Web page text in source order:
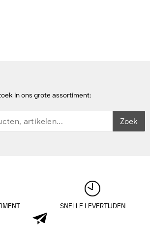
in ons grote assortiment:
Zoek
SNELLE LEVERTIJDEN